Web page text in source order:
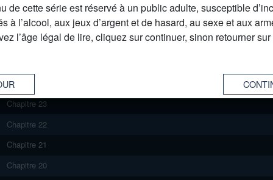
de cette série est réservé à un public adulte, susceptible
à l’alcool, aux jeux d’argent et de hasard, au sexe et aux
l’âge légal de lire, cliquez sur continuer, sinon retourner
Chapitre 25
Chapitre 24
Chapitre 23
Chapitre 22
Chapitre 21
Chapitre 20